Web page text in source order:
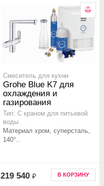
Смеситель для кухни
Grohe Blue K7 для
охлаждения и
газирования
Тип: С краном для питьевой
воды
Материал хром, суперсталь,
140°..
219 540 ₽ В КОРЗИНУ